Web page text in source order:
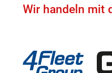
Wir handeln mit